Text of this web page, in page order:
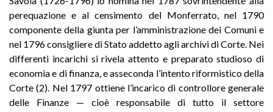
perequazione e al censimento del Monferrato, nel 1790
componente della giunta per l’amministrazione dei Comuni e
nel 1796 consigliere di Stato addetto agli archivi di Corte. Nei
differenti incarichi si rivela attento e preparato studioso di
economia e di finanza, e asseconda l’intento riformistico della
Corte (2). Nel 1797 ottiene l’incarico di controllore generale
delle Finanze — cioè responsabile di tutto il settore